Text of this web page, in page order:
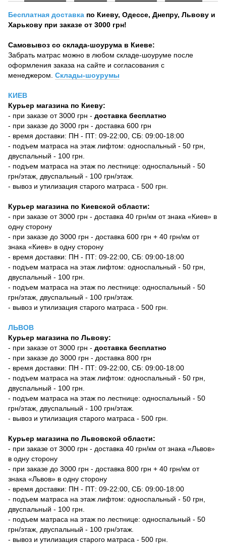
Бесплатная доставка по Киеву, Одессе, Днепру, Львову и
Харькову при заказе от 3000 грн!
Самовывоз со склада-шоурума в Киеве:
Забрать матрас можно в любом складе-шоуруме после
оформления заказа на сайте и согласования с
менеджером. Склады-шоурумы
КИЕВ
Курьер магазина по Киеву:
- при заказе от 3000 грн - доставка бесплатно
- при заказе до 3000 грн - доставка 600 грн
- время доставки: ПН - ПТ: 09-22:00, СБ: 09:00-18:00
- подъем матраса на этаж лифтом: односпальный - 50 грн,
двуспальный - 100 грн.
- подъем матраса на этаж по лестнице: односпальный - 50
грн/этаж, двуспальный - 100 грн/этаж.
- вывоз и утилизация старого матраса - 500 грн.
Курьер магазина по Киевской области:
- при заказе от 3000 грн - доставка 40 грн/км от знака «Киев» в
одну сторону
- при заказе до 3000 грн - доставка 600 грн + 40 грн/км от
знака «Киев» в одну сторону
- время доставки: ПН - ПТ: 09-22:00, СБ: 09:00-18:00
- подъем матраса на этаж лифтом: односпальный - 50 грн,
двуспальный - 100 грн.
- подъем матраса на этаж по лестнице: односпальный - 50
грн/этаж, двуспальный - 100 грн/этаж.
- вывоз и утилизация старого матраса - 500 грн.
ЛЬВОВ
Курьер магазина по Львову:
- при заказе от 3000 грн - доставка бесплатно
- при заказе до 3000 грн - доставка 800 грн
- время доставки: ПН - ПТ: 09-22:00, СБ: 09:00-18:00
- подъем матраса на этаж лифтом: односпальный - 50 грн,
двуспальный - 100 грн.
- подъем матраса на этаж по лестнице: односпальный - 50
грн/этаж, двуспальный - 100 грн/этаж.
- вывоз и утилизация старого матраса - 500 грн.
Курьер магазина по Львовской области:
- при заказе от 3000 грн - доставка 40 грн/км от знака «Львов»
в одну сторону
- при заказе до 3000 грн - доставка 800 грн + 40 грн/км от
знака «Львов» в одну сторону
- время доставки: ПН - ПТ: 09-22:00, СБ: 09:00-18:00
- подъем матраса на этаж лифтом: односпальный - 50 грн,
двуспальный - 100 грн.
- подъем матраса на этаж по лестнице: односпальный - 50
грн/этаж, двуспальный - 100 грн/этаж.
- вывоз и утилизация старого матраса - 500 грн.